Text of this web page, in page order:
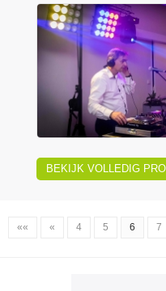
BEKIJK VOLLEDIG
«« « 4 5 6 7